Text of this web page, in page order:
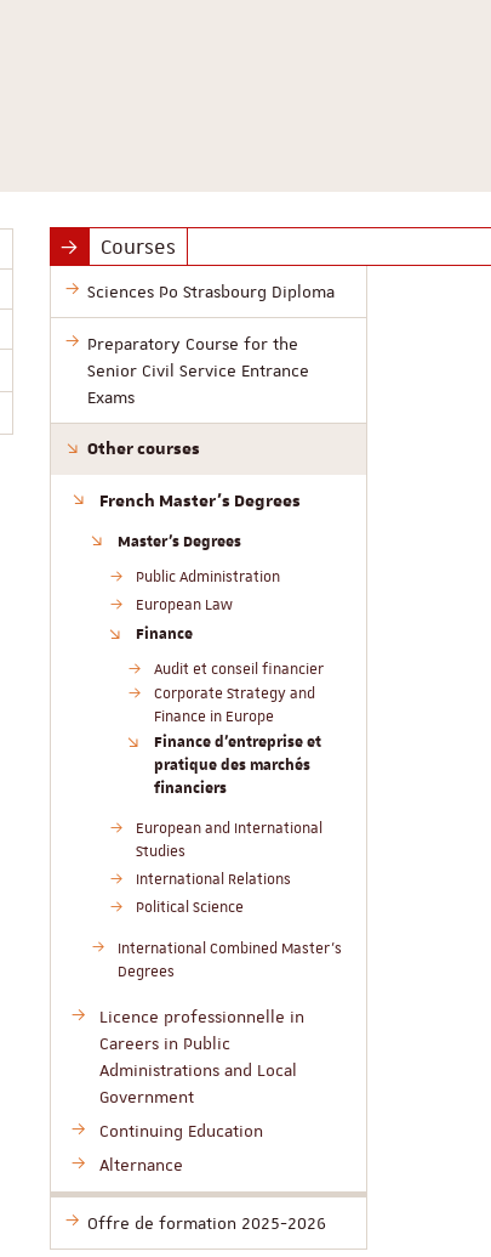
Courses
Sciences Po Strasbourg Diploma
Preparatory Course for the
Senior Civil Service Entrance
Exams
Other courses
French Master’s Degrees
Master’s Degrees
Public Administration
European Law
Finance
Audit et conseil financier
Corporate Strategy and
Finance in Europe
Finance d'entreprise et
pratique des marchés
financiers
European and International
Studies
International Relations
Political Science
International Combined Master’s
Degrees
Licence professionnelle in
Careers in Public
Administrations and Local
Government
Continuing Education
Alternance
Offre de formation 2025-2026